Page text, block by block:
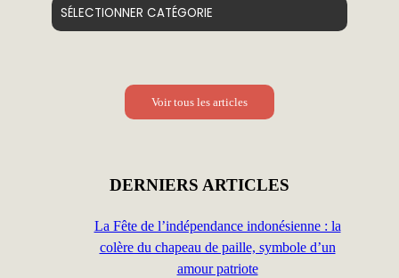
Voir tous les articles
DERNIERS ARTICLES
La Fête de l’indépendance indonésienne : la
colère du chapeau de paille, symbole d’un
amour patriote